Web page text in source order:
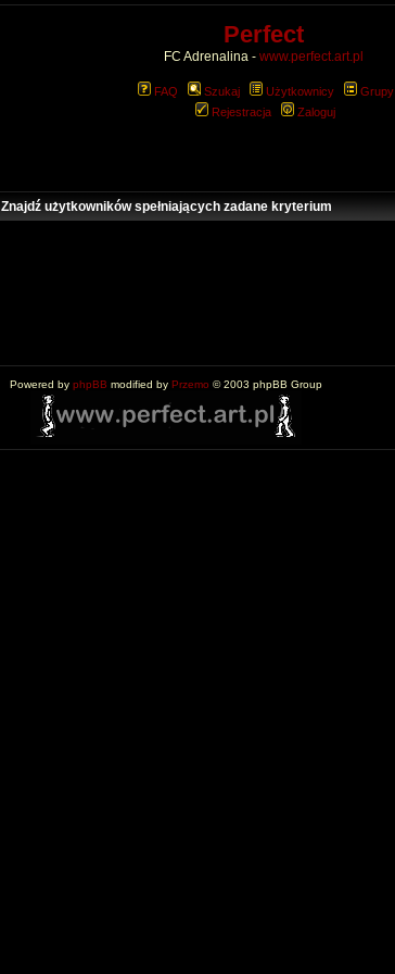
Perfect
FC Adrenalina - www.perfect.art.pl
FAQ Szukaj Użytkownicy
Grupy
Rejestracja
Zaloguj
Znajdź użytkowników spełniających zadane kryterium
Powered by phpBB modified by Przemo © 2003 phpBB Group